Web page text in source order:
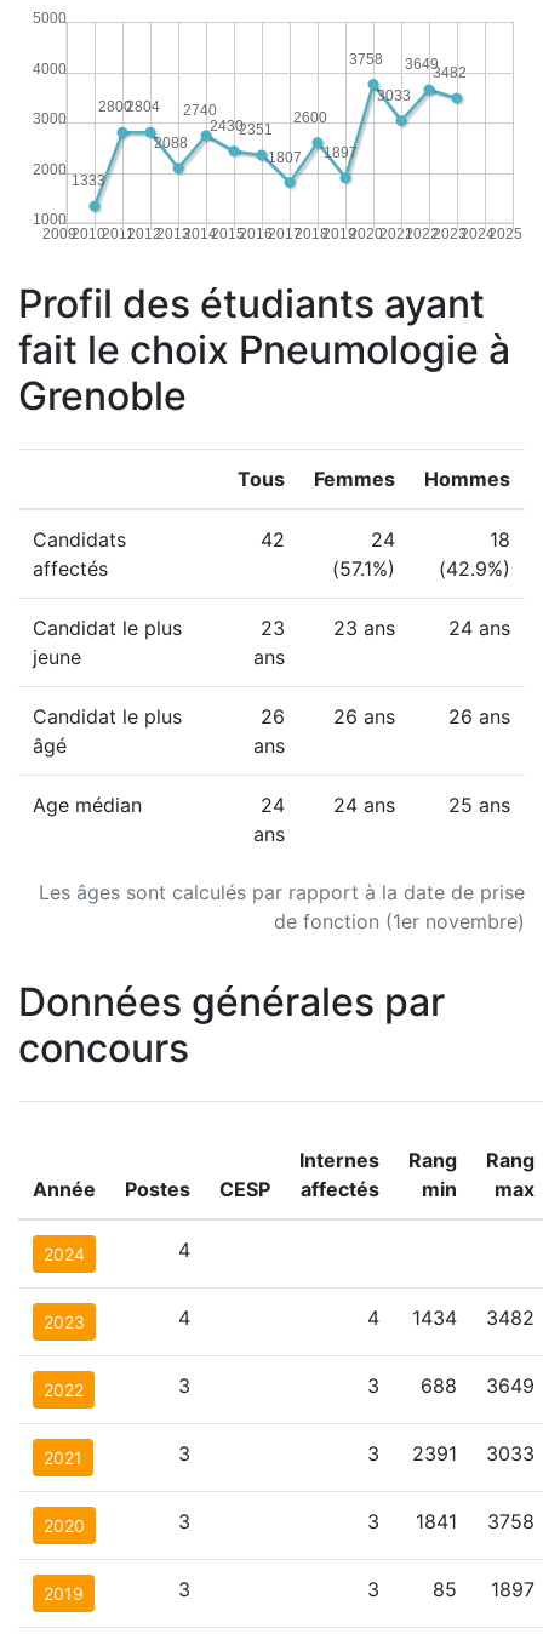
20092010201120122013201420152016201720182019202020212022202320242025
1000
2000
3000
4000
5000
3482
3649
3033
3758
1897
2600
1807
2351
2430
2740
2088
2804
2800
1333
Profil des étudiants ayant
fait le choix Pneumologie à
Grenoble
Les âges sont calculés par rapport à la date de prise
de fonction (1er novembre)
Tous Femmes Hommes
Candidats
affectés
42
24
(57.1%)
18
(42.9%)
Candidat le plus
jeune
23
ans
23 ans 24 ans
Candidat le plus
âgé
26
ans
26 ans 26 ans
Age médian
24
ans
24 ans 25 ans
Données générales par
concours
Année Postes CESP
Internes
affectés
Rang
min
Rang
max
2024 4
2023 4 4 1434 3482
2022 3 3 688 3649
2021 3 3 2391 3033
2020 3 3 1841 3758
2019 3 3 85 1897